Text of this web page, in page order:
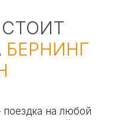
БЕРНИНГ
на любой